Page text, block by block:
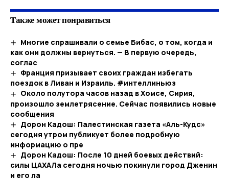
Также может понравиться
Многие спрашивали о семье Бибас, о том, когда и
как они должны вернуться. — В первую очередь,
соглас
Франция призывает своих граждан избегать
поездок в Ливан и Израиль. #интеллиньюз
Около полутора часов назад в Хомсе, Сирия,
произошло землетрясение. Сейчас появились новые
сообщения
Дорон Кадош: Палестинская газета «Аль-Кудс»
сегодня утром публикует более подробную
информацию о пре
Дорон Кадош: После 10 дней боевых действий:
силы ЦАХАЛа сегодня ночью покинули город Дженин
и его ла